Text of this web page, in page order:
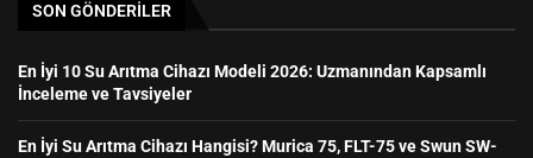
SON GÖNDERILER
En İyi 10 Su Arıtma Cihazı Modeli 2026: Uzmanından Kapsamlı
İnceleme ve Tavsiyeler
En İyi Su Arıtma Cihazı Hangisi? Murica 75, FLT-75 ve Swun SW-